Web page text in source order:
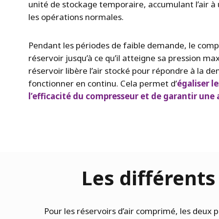
unité de stockage temporaire, accumulant l’air
les opérations normales.
Pendant les périodes de faible demande, le
réservoir jusqu’à ce qu’il atteigne sa pression
réservoir libère l’air stocké pour répondre à la
fonctionner en continu. Cela permet d’égaliser
l’efficacité du compresseur et de garantir
Les
Pour les réservoirs d’air comprimé, les